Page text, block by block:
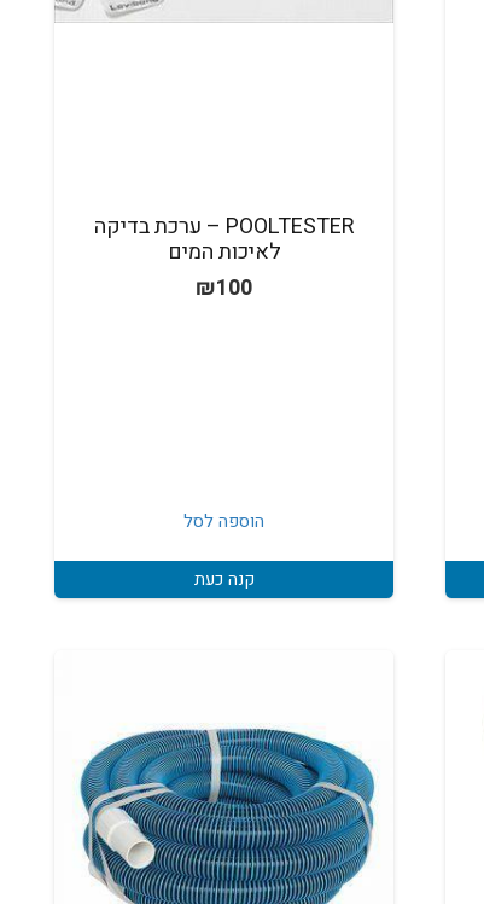
POOLTESTER – ערכת בדיקה
לאיכות המים
₪100
הוספה לסל
קנה כעת